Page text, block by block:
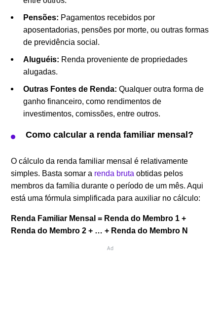
Pensões: Pagamentos recebidos por
aposentadorias, pensões por morte, ou outras formas
de previdência social.
Aluguéis: Renda proveniente de propriedades
alugadas.
Outras Fontes de Renda: Qualquer outra forma de
ganho financeiro, como rendimentos de
investimentos, comissões, entre outros.
Como calcular a renda familiar mensal?
O cálculo da renda familiar mensal é relativamente
simples. Basta somar a renda bruta obtidas pelos
membros da família durante o período de um mês. Aqui
está uma fórmula simplificada para auxiliar no cálculo:
Renda Familiar Mensal = Renda do Membro 1 +
Renda do Membro 2 + … + Renda do Membro N
Ad